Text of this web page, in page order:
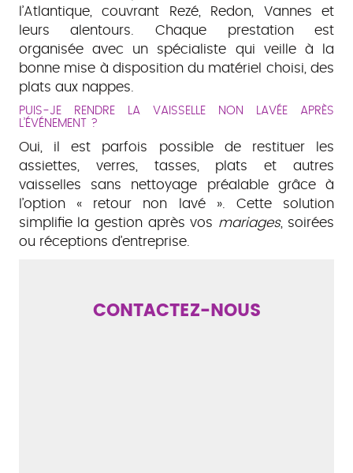
l’Atlantique, couvrant Rezé, Redon, Vannes et
leurs alentours. Chaque prestation est
organisée avec un spécialiste qui veille à la
bonne mise à disposition du matériel choisi, des
plats aux nappes.
PUIS-JE RENDRE LA VAISSELLE NON LAVÉE APRÈS
L’ÉVÉNEMENT ?
Oui, il est parfois possible de restituer les
assiettes, verres, tasses, plats et autres
vaisselles sans nettoyage préalable grâce à
l’option « retour non lavé ». Cette solution
simplifie la gestion après vos mariages, soirées
ou réceptions d’entreprise.
CONTACTEZ-NOUS